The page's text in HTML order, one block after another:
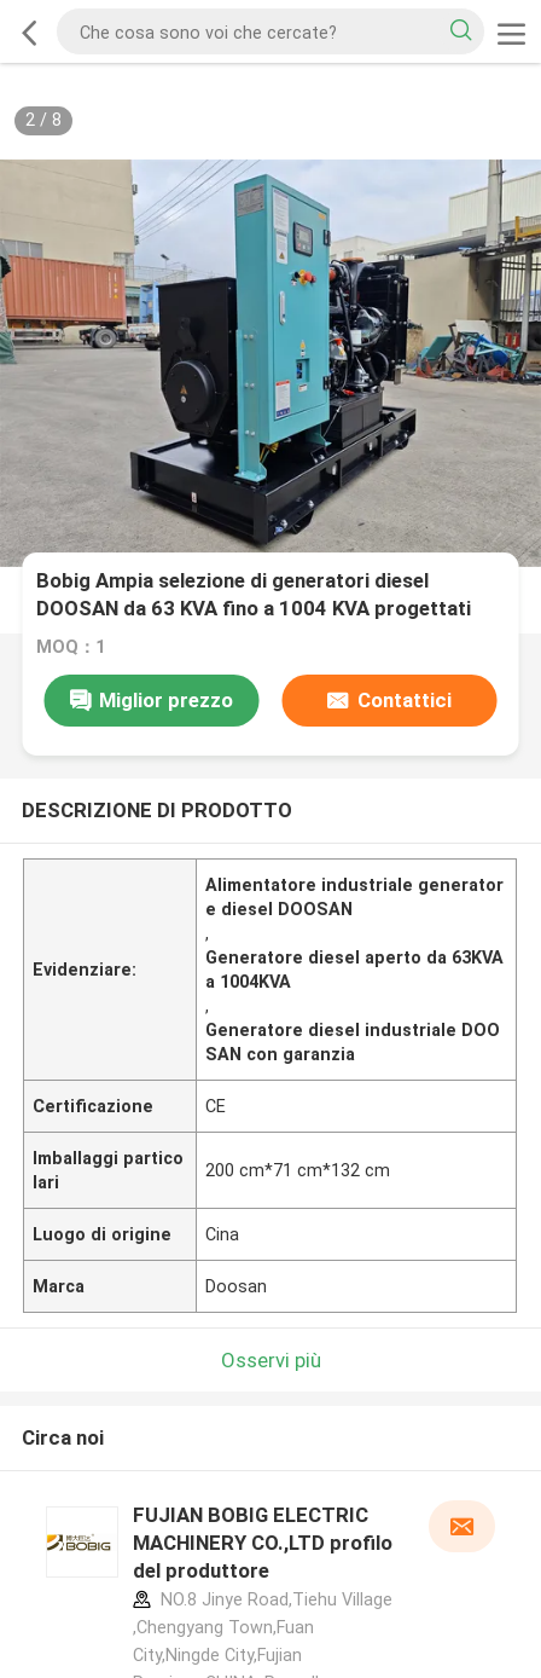
2/ 8
Bobig Ampia selezione di generatori diesel
DOOSAN da 63 KVA fino a 1004 KVA progettati
per l'alimentazione in ambienti industriali
MOQ：1
Miglior prezzo Contattici
DESCRIZIONE DI PRODOTTO
Evidenziare:
Alimentatore industriale generator
e diesel DOOSAN
,
Generatore diesel aperto da 63KVA
a 1004KVA
,
Generatore diesel industriale DOO
SAN con garanzia
Certificazione CE
Imballaggi partico
lari
200 cm*71 cm*132 cm
Luogo di origine Cina
Marca Doosan
Osservi più
Circa noi
FUJIAN BOBIG ELECTRIC
MACHINERY CO.,LTD profilo
del produttore
NO.8 Jinye Road,Tiehu Village
,Chengyang Town,Fuan
City,Ningde City,Fujian